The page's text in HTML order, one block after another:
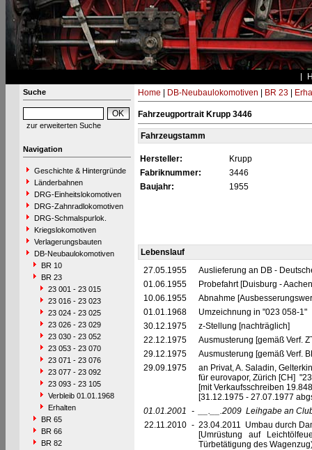
Suche
zur erweiterten Suche
Navigation
Geschichte & Hintergründe
Länderbahnen
DRG-Einheitslokomotiven
DRG-Zahnradlokomotiven
DRG-Schmalspurlok.
Kriegslokomotiven
Verlagerungsbauten
DB-Neubaulokomotiven
BR 10
BR 23
23 001 - 23 015
23 016 - 23 023
23 024 - 23 025
23 026 - 23 029
23 030 - 23 052
23 053 - 23 070
23 071 - 23 076
23 077 - 23 092
23 093 - 23 105
Verbleib 01.01.1968
Erhalten
BR 65
BR 66
BR 82
Home DB-Neubaulokomotiven BR 23|
Fahrzeugportrait Krupp 3446
Fahrzeugstamm
Hersteller:
Krupp
Fabriknummer:
3446
Baujahr:
1955
Lebenslauf
27.05.1955
Auslieferung an DB -
01.06.1955
Probefahrt [Duisburg -
10.06.1955
Abnahme
01.01.1968
Umzeichnung in "023 058-1"
30.12.1975
z-Stellung [nachträglich]
22.12.1975
Ausmusterung [gemäß Verf.
29.12.1975
Ausmusterung [gemäß Verf.
29.09.1975
an Privat, A. Saladin,
für eurovapor, Zürich [CH]
[mit Verkaufsschreiben
[31.12.1975 - 27.07.1977
01.01.2001 - __.__.2009 Leihgabe an
22.11.2010 - 23.04.2011 Umbau durch
[Umrüstung auf
Türbetätigung des